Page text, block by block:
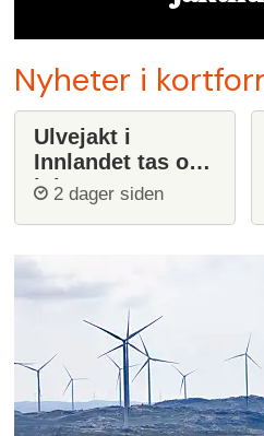
Nyheter i
Ulvejakt i
Innlandet tas opp
igjen
2 dager siden